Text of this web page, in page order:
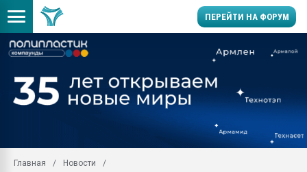
ПЕРЕЙТИ НА ФОРУМ
ближайшее
Подмосковье, Москва
первый план в
Главная
Новости